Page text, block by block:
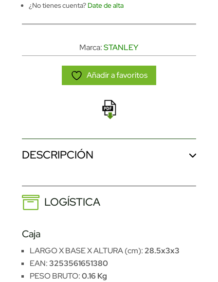
¿No tienes cuenta? Date de alta
Marca:STANLEY
Añadir a favoritos
DESCRIPCIÓN
LOGÍSTICA
Caja
LARGO X BASE X ALTURA (cm): 28.5x3x3
EAN:3253561651380
PESO BRUTO:0.16 Kg